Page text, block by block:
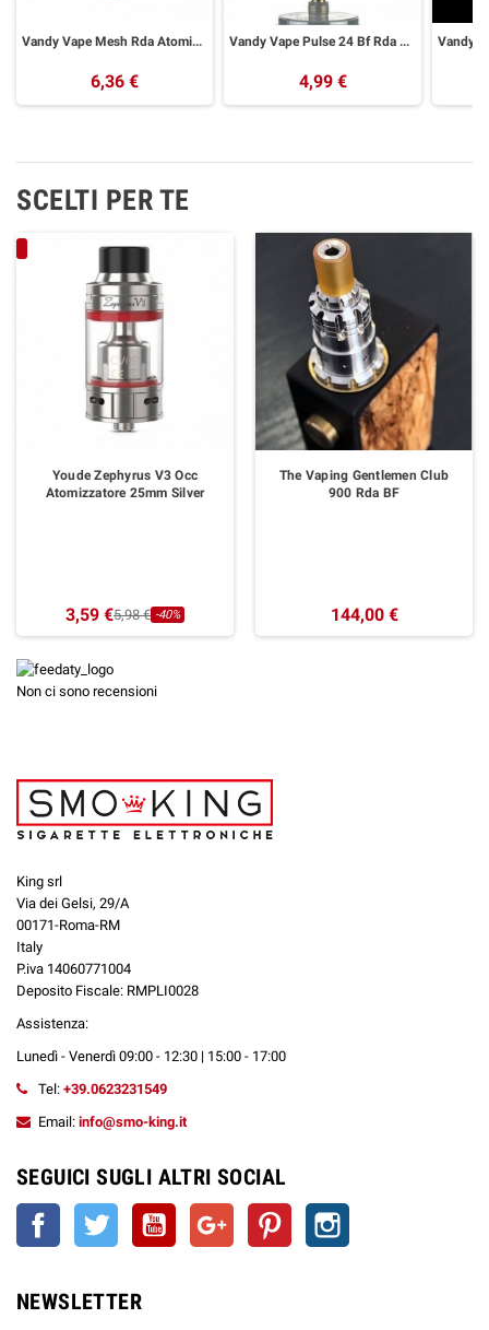
Vandy Vape Mesh Rda Atomizzatore Rigenerabile Con Pin Bf 24mm Black
6,36 €
Vandy Vape Pulse 24 Bf Rda Silver
4,99 €
SCELTI PER TE
Youde Zephyrus V3 Occ
Atomizzatore 25mm Silver
3,59 €5,98 € -40%
The Vaping Gentlemen Club
900 Rda BF
144,00 €
Non ci sono recensioni
King srl
Via dei Gelsi, 29/A
00171-Roma-RM
Italy
P.iva 14060771004
Deposito Fiscale: RMPLI0028
Assistenza:
Lunedì - Venerdì 09:00 - 12:30 | 15:00 - 17:00
Tel: +39.0623231549
Email: info@smo-king.it
SEGUICI SUGLI ALTRI SOCIAL
Facebook Twitter YouTube Google+ Pinterest
NEWSLETTER